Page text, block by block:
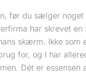
før du sælger noget
har skrevet
skærm. Ikke
for, og I har
Dét er